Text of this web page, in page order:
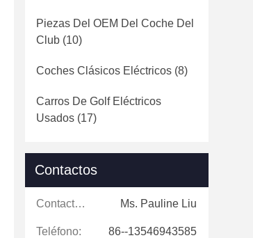
Piezas Del OEM Del Coche Del
Club (10)
Coches Clásicos Eléctricos (8)
Carros De Golf Eléctricos
Usados (17)
Contactos
Contactos: Ms. Pauline Liu
Teléfono: 86--13546943585